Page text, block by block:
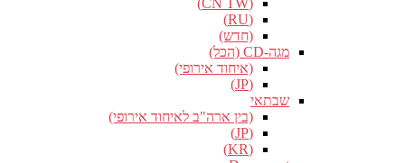
(CN TW)
(RU)
(חדש)
מגה-CD (הכל)
(איחוד אירופי)
(JP)
שבתאי
(בין ארה"ב לאיחוד אירופי)
(JP)
(KR)